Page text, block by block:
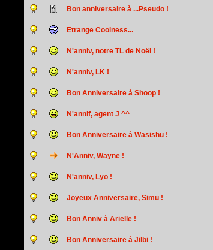
Bon anniversaire à ...Pseudo !
Etrange Coolness...
N'anniv, notre TL de Noël !
N'anniv, LK !
Bon Anniversaire à Shoop !
N'annif, agent J ^^
Bon Anniversaire à Wasishu !
N'Anniv, Wayne !
N'anniv, Lyo !
Joyeux Anniversaire, Simu !
Bon Anniv à Arielle !
Bon Anniversaire à Jilbi !